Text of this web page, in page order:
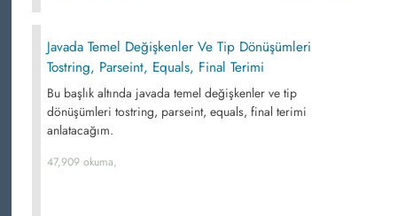
Javada Temel Değişkenler Ve Tip Dönüşümleri
Tostring, Parseint, Equals, Final Terimi
Bu başlık altında javada temel değişkenler ve tip
dönüşümleri tostring, parseint, equals, final terimi
anlatacağım.
47,909 okuma,